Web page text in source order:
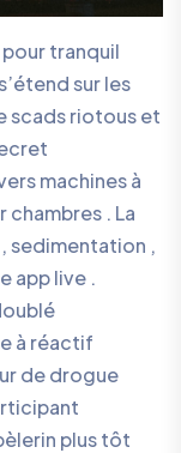
tranquil
sur les
scads riotous et
machines à
. La
sedimentation ,
app live .
à réactif
de drogue
plus tôt